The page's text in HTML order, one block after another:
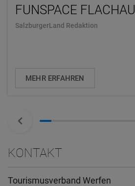
FUNSPACE FLACHAU
SalzburgerLand Redaktion
MEHR ERFAHREN
KONTAKT
Tourismusverband Werfen